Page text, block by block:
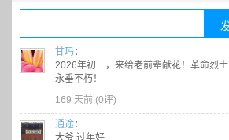
甘玛：
2026年初一，来给老前辈献花！革命烈士
永垂不朽！
169 天前 (0评)
通途：
大爷 过年好